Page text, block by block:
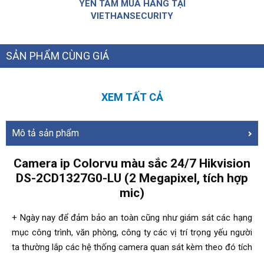
YÊN TÂM MUA HÀNG TẠI
VIETHANSECURITY
SẢN PHẨM CÙNG GIÁ
XEM TẤT CẢ
Mô tả sản phẩm
Camera ip Colorvu màu sắc 24/7 Hikvision
DS-2CD1327G0-LU (2 Megapixel, tích hợp
mic)
+ Ngày nay để đảm bảo an toàn cũng như giám sát các hạng
mục công trình, văn phòng, công ty các vị trí trọng yếu người
ta thường lắp các hệ thống camera quan sát kèm theo đó tích